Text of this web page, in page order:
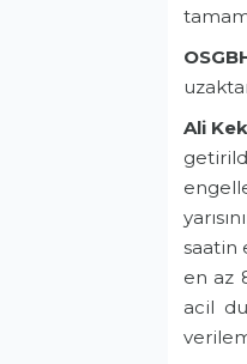
Ali
saatin
en az
acil